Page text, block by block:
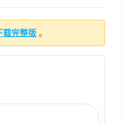
载完整版 。